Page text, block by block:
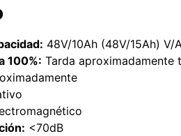
48V/10Ah (48V/15Ah) V/
100%: Tarda
<70dB